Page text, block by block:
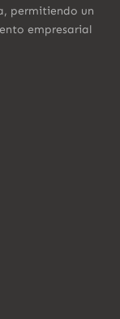
permitiendo un
empresarial